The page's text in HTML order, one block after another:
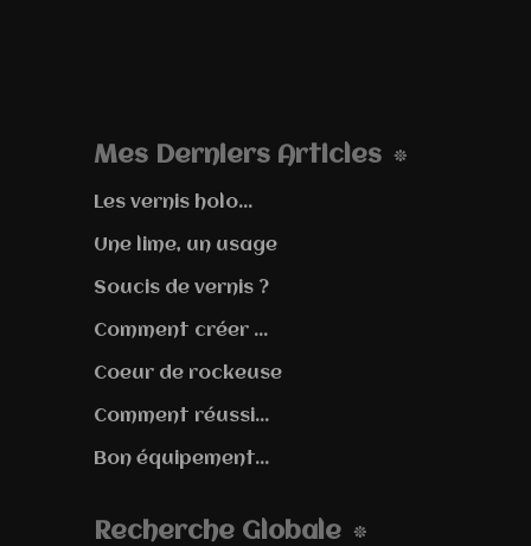
Mes Derniers Articles
Les vernis holo...
Une lime, un usage
Soucis de vernis ?
Comment créer ...
Coeur de rockeuse
Comment réussi...
Bon équipement...
Recherche Globale